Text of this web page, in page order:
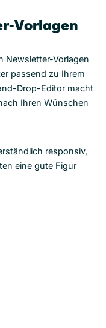
Vorlagen
Newsletter-Vorlagen
passend zu Ihrem
Drop-Editor macht
Ihren Wünschen
responsiv,
eine gute Figur